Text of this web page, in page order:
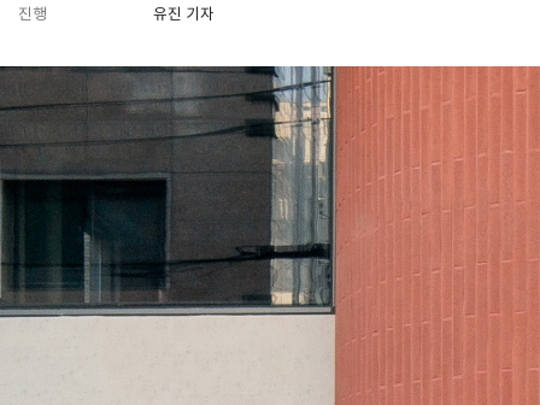
Twitter 로그인
Naver 로그인
SPACE 소개
진행
유진 기자